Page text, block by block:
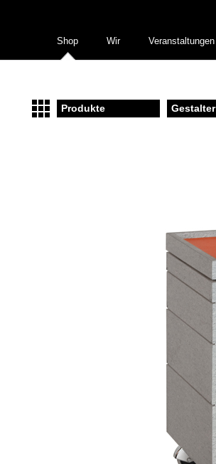
Shop Wir Veranstaltungen
Produkte Gestalter